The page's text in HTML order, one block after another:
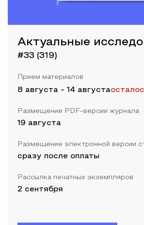
Актуальные
#33 (319)
Прием материалов
8 августа - 14 августа
Размещение PDF-версии журнала
19 августа
Размещение электронной версии
сразу после оплаты
Рассылка печатных экземпляров
2 сентября